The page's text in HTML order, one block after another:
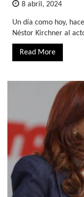
8 abril, 2024
Un día como hoy,
Néstor Kirchner al
Read More